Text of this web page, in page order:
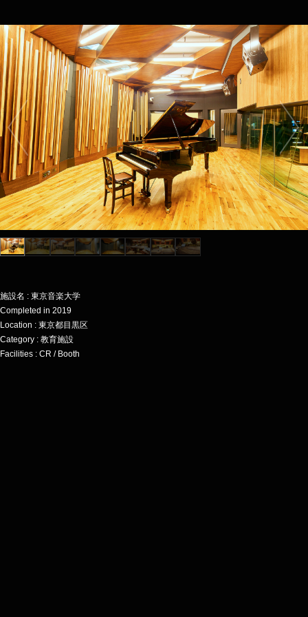
施設名 : 東京音楽大学
Completed in 2019
Location : 東京都目黒区
Category : 教育施設
Facilities : CR / Booth